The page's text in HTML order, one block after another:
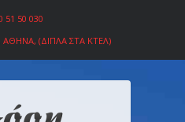
51 50 030
(ΔΊΠΛΑ ΣΤΑ ΚΤΕΛ)